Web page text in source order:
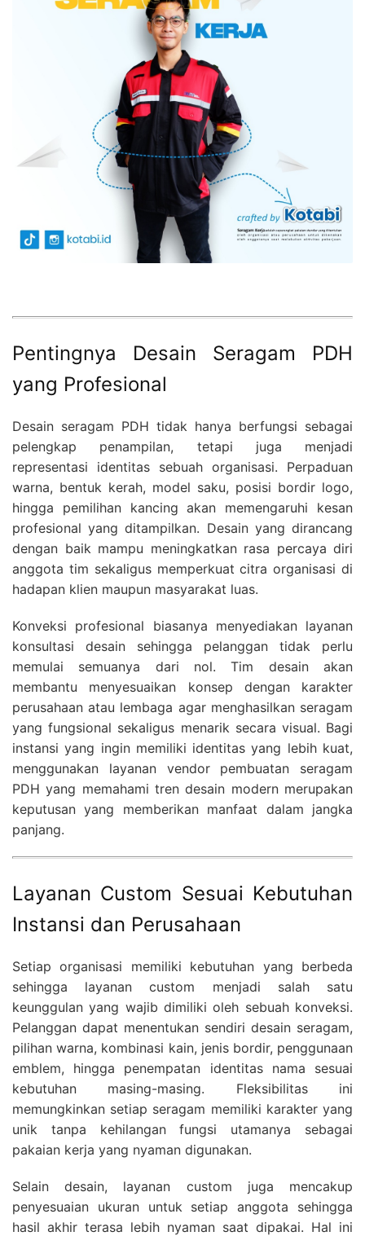
Pentingnya Desain Seragam PDH
yang Profesional
Desain seragam PDH tidak hanya berfungsi sebagai
pelengkap penampilan, tetapi juga menjadi
representasi identitas sebuah organisasi. Perpaduan
warna, bentuk kerah, model saku, posisi bordir logo,
hingga pemilihan kancing akan memengaruhi kesan
profesional yang ditampilkan. Desain yang dirancang
dengan baik mampu meningkatkan rasa percaya diri
anggota tim sekaligus memperkuat citra organisasi di
hadapan klien maupun masyarakat luas.
Konveksi profesional biasanya menyediakan layanan
konsultasi desain sehingga pelanggan tidak perlu
memulai semuanya dari nol. Tim desain akan
membantu menyesuaikan konsep dengan karakter
perusahaan atau lembaga agar menghasilkan seragam
yang fungsional sekaligus menarik secara visual. Bagi
instansi yang ingin memiliki identitas yang lebih kuat,
menggunakan layanan vendor pembuatan seragam
PDH yang memahami tren desain modern merupakan
keputusan yang memberikan manfaat dalam jangka
panjang.
Layanan Custom Sesuai Kebutuhan
Instansi dan Perusahaan
Setiap organisasi memiliki kebutuhan yang berbeda
sehingga layanan custom menjadi salah satu
keunggulan yang wajib dimiliki oleh sebuah konveksi.
Pelanggan dapat menentukan sendiri desain seragam,
pilihan warna, kombinasi kain, jenis bordir, penggunaan
emblem, hingga penempatan identitas nama sesuai
kebutuhan masing-masing. Fleksibilitas ini
memungkinkan setiap seragam memiliki karakter yang
unik tanpa kehilangan fungsi utamanya sebagai
pakaian kerja yang nyaman digunakan.
Selain desain, layanan custom juga mencakup
penyesuaian ukuran untuk setiap anggota sehingga
hasil akhir terasa lebih nyaman saat dipakai. Hal ini